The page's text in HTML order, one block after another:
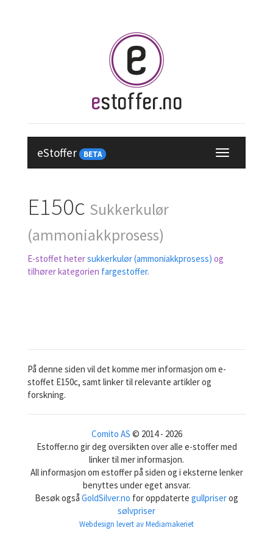
eStoffer BETA
E150c Sukkerkulør
(ammoniakkprosess)
E-stoffet hetersukkerkulør (ammoniakkprosess) og
tilhører kategorien fargestoffer.
På denne siden vil det komme mer informasjon om e-
stoffet E150c, samt linker til relevante artikler og
forskning.
Comito AS © 2014 - 2026
Estoffer.no gir deg oversikten over alle e-stoffer med
linker til mer informasjon.
All informasjon om estoffer på siden og i eksterne lenker
benyttes under eget ansvar.
Besøk også GoldSilver.no for oppdaterte gullpriserog
sølvpriser
Webdesign levert av Mediamakeriet